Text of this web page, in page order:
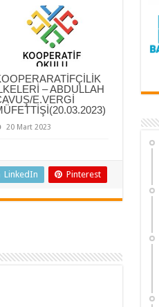
– ABDULLAH
E.VERGİ
20 Mart 2023
LinkedIn Pinterest